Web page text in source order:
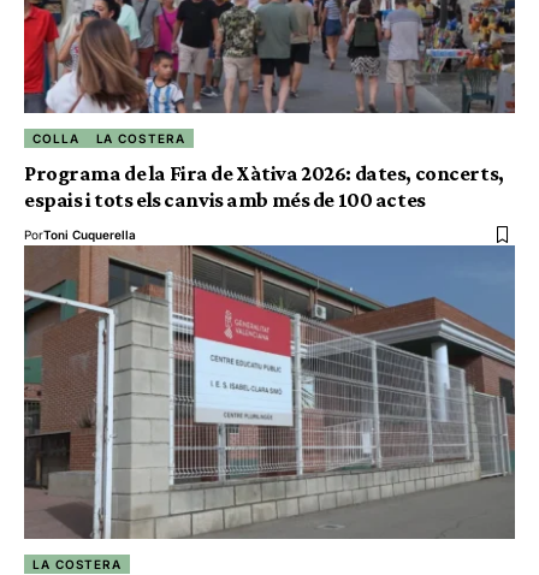
COLLA LA COSTERA
Programa de la Fira de Xàtiva 2026: dates, concerts,
espais i tots els canvis amb més de 100 actes
PorToni Cuquerella
LA COSTERA